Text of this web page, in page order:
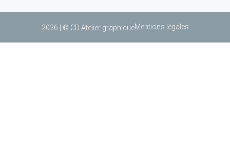
2026 | © CD Atelier graphiqueMentions légales